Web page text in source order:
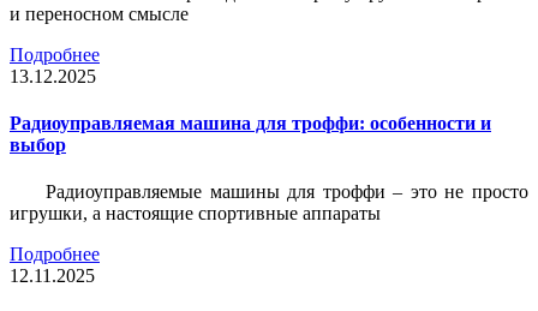
и переносном смысле
Подробнее
13.12.2025
Радиоуправляемая машина для троффи: особенности и
выбор
Радиоуправляемые машины для троффи – это не просто
игрушки, а настоящие спортивные аппараты
Подробнее
12.11.2025